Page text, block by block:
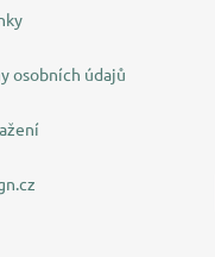
osobních údajů